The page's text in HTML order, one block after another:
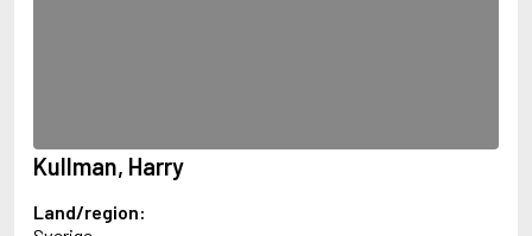
Adamov, Arthur
Adams, Douglas
Adams, Jane
Kullman, Harry
Land/region: